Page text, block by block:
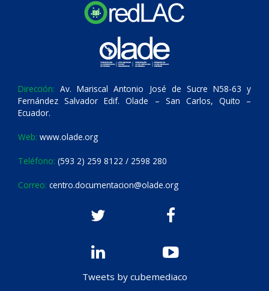
Dirección: Av. Mariscal Antonio José de Sucre N58-63 y
Fernández Salvador Edif. Olade – San Carlos, Quito –
Ecuador.
Web: www.olade.org
Teléfono: (593 2) 259 8122 / 2598 280
Correo: centro.documentacion@olade.org
Tweets by cubemediaco